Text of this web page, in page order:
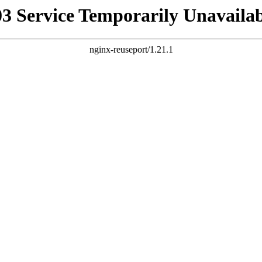
Service Temporarily
nginx-reuseport/1.21.1